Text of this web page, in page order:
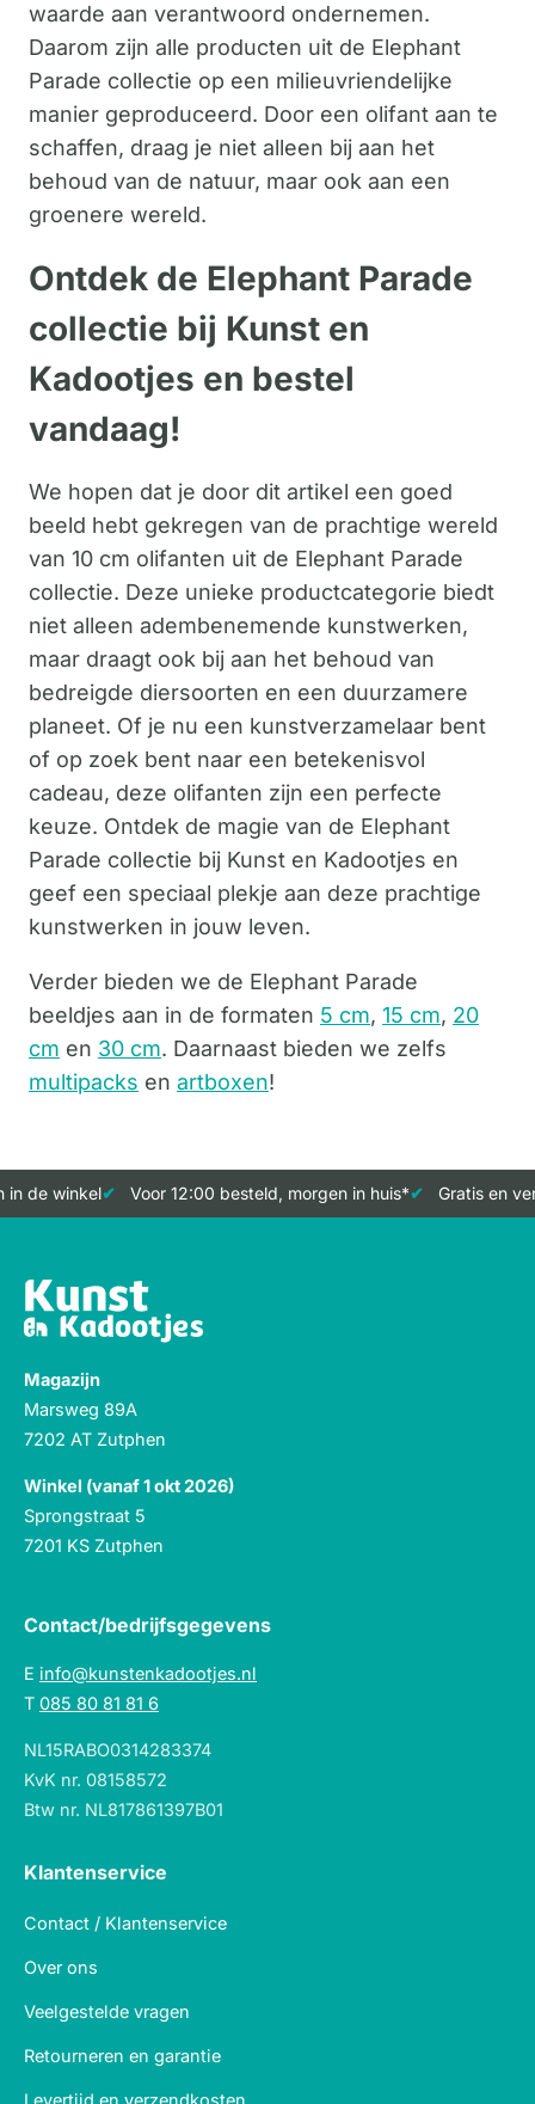
waarde aan verantwoord ondernemen.
Daarom zijn alle producten uit de Elephant
Parade collectie op een milieuvriendelijke
manier geproduceerd. Door een olifant aan te
schaffen, draag je niet alleen bij aan het
behoud van de natuur, maar ook aan een
groenere wereld.
Ontdek de Elephant Parade
collectie bij Kunst en
Kadootjes en bestel
vandaag!
We hopen dat je door dit artikel een goed
beeld hebt gekregen van de prachtige wereld
van 10 cm olifanten uit de Elephant Parade
collectie. Deze unieke productcategorie biedt
niet alleen adembenemende kunstwerken,
maar draagt ook bij aan het behoud van
bedreigde diersoorten en een duurzamere
planeet. Of je nu een kunstverzamelaar bent
of op zoek bent naar een betekenisvol
cadeau, deze olifanten zijn een perfecte
keuze. Ontdek de magie van de Elephant
Parade collectie bij Kunst en Kadootjes en
geef een speciaal plekje aan deze prachtige
kunstwerken in jouw leven.
Verder bieden we de Elephant Parade
beeldjes aan in de formaten 5 cm, 15 cm, 20
cm en 30 cm. Daarnaast bieden we zelfs
multipacks en artboxen!
de winkel Voor 12:00 besteld, morgen in huis* Gratis en
Magazijn
Marsweg 89A
7202 AT Zutphen
Winkel (vanaf 1 okt 2026)
Sprongstraat 5
7201 KS Zutphen
Contact/bedrijfsgegevens
E info@kunstenkadootjes.nl
T 085 80 81 81 6
NL15RABO0314283374
KvK nr. 08158572
Btw nr. NL817861397B01
Klantenservice
Contact / Klantenservice
Over ons
Veelgestelde vragen
Retourneren en garantie
Levertijd en verzendkosten